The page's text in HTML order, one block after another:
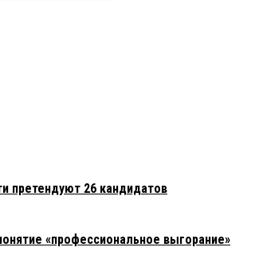
претендуют 26 кандидатов
«профессиональное выгорание»